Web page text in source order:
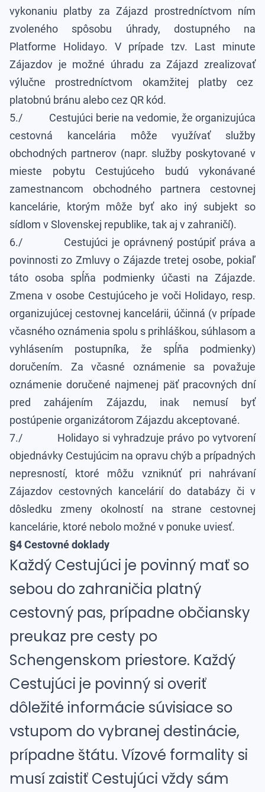
vykonaniu platby za Zájazd prostredníctvom ním
zvoleného spôsobu úhrady, dostupného na
Platforme Holidayo. V prípade tzv. Last minute
Zájazdov je možné úhradu za Zájazd zrealizovať
výlučne prostredníctvom okamžitej platby cez
platobnú bránu alebo cez QR kód.
5./ Cestujúci berie na vedomie, že organizujúca
cestovná kancelária môže využívať služby
obchodných partnerov (napr. služby poskytované v
mieste pobytu Cestujúceho budú vykonávané
zamestnancom obchodného partnera cestovnej
kancelárie, ktorým môže byť ako iný subjekt so
sídlom v Slovenskej republike, tak aj v zahraničí).
6./ Cestujúci je oprávnený postúpiť práva a
povinnosti zo Zmluvy o Zájazde tretej osobe, pokiaľ
táto osoba spĺňa podmienky účasti na Zájazde.
Zmena v osobe Cestujúceho je voči Holidayo, resp.
organizujúcej cestovnej kancelárii, účinná (v prípade
včasného oznámenia spolu s prihláškou, súhlasom a
vyhlásením postupníka, že spĺňa podmienky)
doručením. Za včasné oznámenie sa považuje
oznámenie doručené najmenej päť pracovných dní
pred zahájením Zájazdu, inak nemusí byť
postúpenie organizátorom Zájazdu akceptované.
7./ Holidayo si vyhradzuje právo po vytvorení
objednávky Cestujúcim na opravu chýb a prípadných
nepresností, ktoré môžu vzniknúť pri nahrávaní
Zájazdov cestovných kancelárií do databázy či v
dôsledku zmeny okolností na strane cestovnej
kancelárie, ktoré nebolo možné v ponuke uviesť.
§4 Cestovné doklady
Každý Cestujúci je povinný mať so
sebou do zahraničia platný
cestovný pas, prípadne občiansky
preukaz pre cesty po
Schengenskom priestore. Každý
Cestujúci je povinný si overiť
dôležité informácie súvisiace so
vstupom do vybranej destinácie,
prípadne štátu. Vízové formality si
musí zaistiť Cestujúci vždy sám